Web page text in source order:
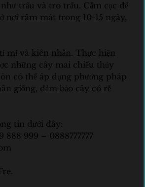
trấu và tro trấu. Cắm cọc để
nơi râm mát trong 10-15 ngày,
mỉ và kiên nhẫn. Thực hiện
những cây mai chiếu thủy
có thể áp dụng phương pháp
giống, đảm bảo cây có rễ
tin dưới đây:
999 – 0888777777